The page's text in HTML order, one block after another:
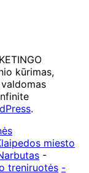
kūrimas,
.
miesto
-
treniruotės -